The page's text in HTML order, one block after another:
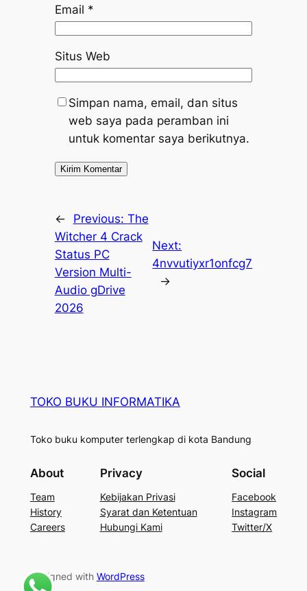
Email *
Situs Web
Simpan nama, email, dan situs
web saya pada peramban ini
untuk komentar saya berikutnya.
← Previous: The
Witcher 4 Crack
Status PC
Version Multi-
Audio gDrive
2026
Next:
4nvvutiyxr1onfcg7
→
TOKO BUKU INFORMATIKA
Toko buku komputer terlengkap di kota Bandung
About
Team
History
Careers
Privacy
Kebijakan Privasi
Syarat dan Ketentuan
Hubungi Kami
Social
Facebook
Instagram
Twitter/X
Designed with WordPress